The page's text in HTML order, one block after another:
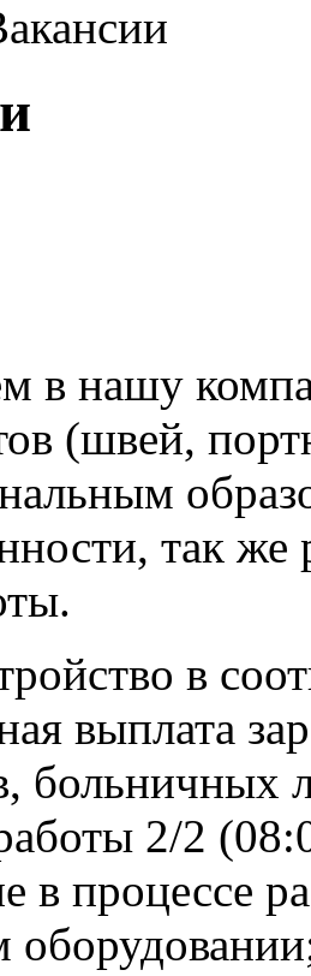
в нашу
(швей,
так же
в
выплата
больничных
2/2
в процессе